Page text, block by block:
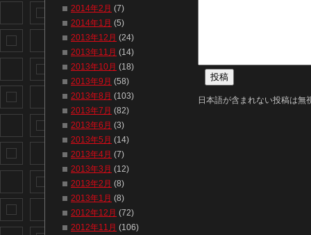
日本語が含まれない投稿は無
2014年2月 (7)
2014年1月 (5)
2013年12月 (24)
2013年11月 (14)
2013年10月 (18)
2013年9月 (58)
2013年8月 (103)
2013年7月 (82)
2013年6月 (3)
2013年5月 (14)
2013年4月 (7)
2013年3月 (12)
2013年2月 (8)
2013年1月 (8)
2012年12月 (72)
2012年11月 (106)